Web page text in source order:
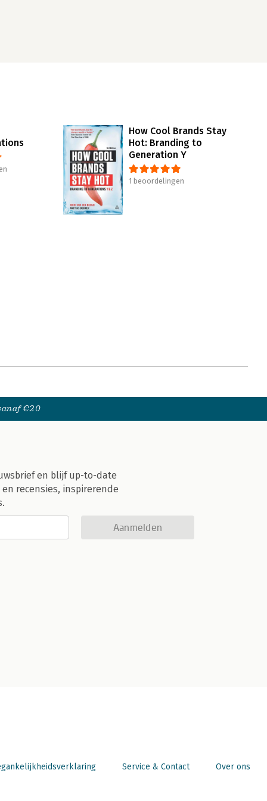
How Cool Brands Stay
Hot: Branding to
Generation Y
1 beoordelingen
€20
en blijf up-to-date
recensies, inspirerende
Aanmelden
Service & Contact Over ons